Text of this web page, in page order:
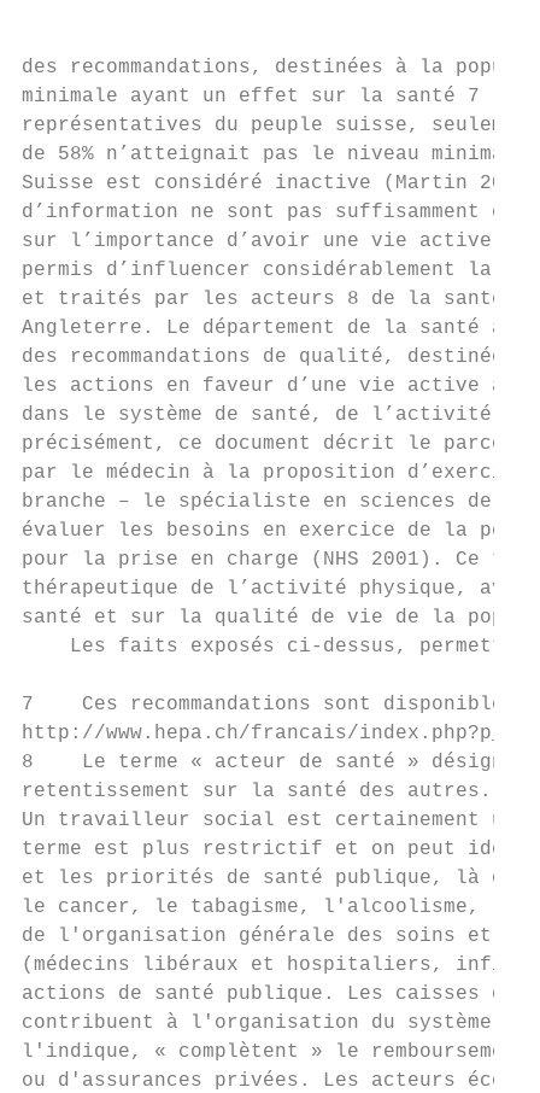
des recommandations, destinées à la
minimale ayant un effet sur la santé 7 .
représentatives du peuple suisse,
de 58% n’atteignait pas le niveau
Suisse est considéré inactive (Martin
d’information ne sont pas suffisamment
sur l’importance d’avoir une vie active.
permis d’influencer considérablement la
et traités par les acteurs 8 de la santé,
Angleterre. Le département de la santé
des recommandations de qualité,
les actions en faveur d’une vie active au
dans le système de santé, de l’activité
précisément, ce document décrit le
par le médecin à la proposition
branche – le spécialiste en sciences de
évaluer les besoins en exercice de la
pour la prise en charge (NHS 2001). Ce
thérapeutique de l’activité physique,
santé et sur la qualité de vie de la
Les faits exposés ci-dessus,
7    Ces recommandations sont
http://www.hepa.ch/francais/
8    Le terme « acteur de santé » désigne
retentissement sur la santé des autres.
Un travailleur social est certainement un
terme est plus restrictif et on peut
et les priorités de santé publique, là où
le cancer, le tabagisme, l'alcoolisme, les
de l'organisation générale des soins et de
(médecins libéraux et hospitaliers,
actions de santé publique. Les caisses
contribuent à l'organisation du système de
l'indique, « complètent » le
ou d'assurances privées. Les acteurs